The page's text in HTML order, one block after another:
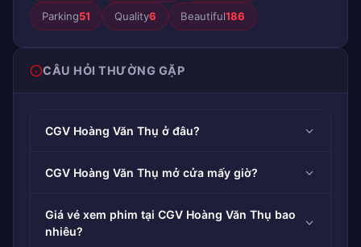
Parking51 Quality6 Beautiful186
CÂU HỎI THƯỜNG GẶP
CGV Hoàng Văn Thụ ở đâu?
CGV Hoàng Văn Thụ mở cửa mấy giờ?
Giá vé xem phim tại CGV Hoàng Văn Thụ bao
nhiêu?